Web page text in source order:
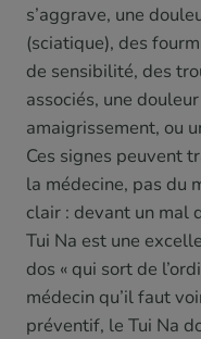
s’aggrave, une
(sciatique), des
de sensibilité, des
associés, une
amaigrissement, ou
Ces signes peuvent
la médecine, pas du
clair : devant un mal
Tui Na est une
dos « qui sort de
médecin qu’il faut
préventif, le Tui Na